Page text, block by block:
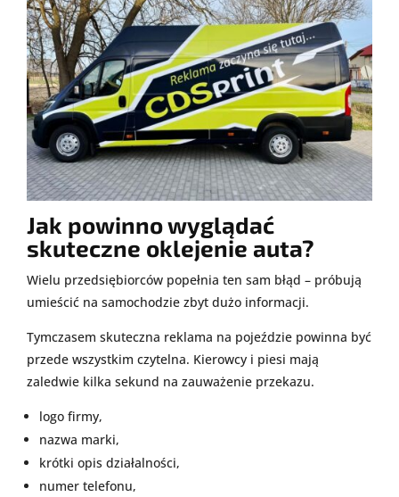
Jak powinno wyglądać
skuteczne oklejenie auta?
Wielu przedsiębiorców popełnia ten sam błąd – próbują
umieścić na samochodzie zbyt dużo informacji.
Tymczasem skuteczna reklama na pojeździe powinna być
przede wszystkim czytelna. Kierowcy i piesi mają
zaledwie kilka sekund na zauważenie przekazu.
logo firmy,
nazwa marki,
krótki opis działalności,
numer telefonu,